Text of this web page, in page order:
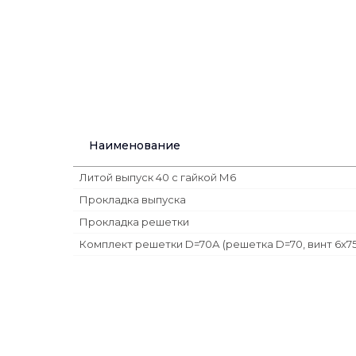
Наименование
Литой выпуск 40 с гайкой М6
Прокладка выпуска
Прокладка решетки
Комплект решетки D=70А (решетка D=70, винт